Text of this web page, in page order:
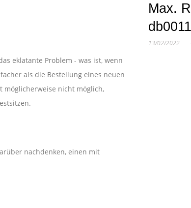
eklatante Problem - was ist, wenn
als die Bestellung eines neuen
möglicherweise nicht möglich,
nachdenken, einen mit
Max.
13/02/2022